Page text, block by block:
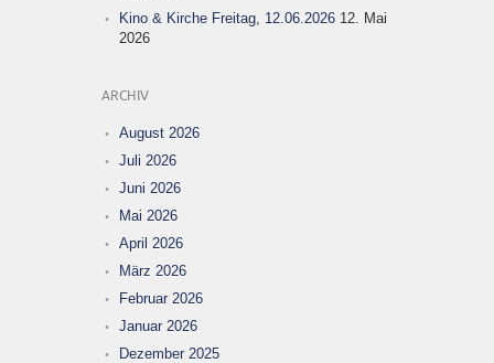
Kino & Kirche Freitag, 12.06.2026 12. Mai
2026
ARCHIV
August 2026
Juli 2026
Juni 2026
Mai 2026
April 2026
März 2026
Februar 2026
Januar 2026
Dezember 2025